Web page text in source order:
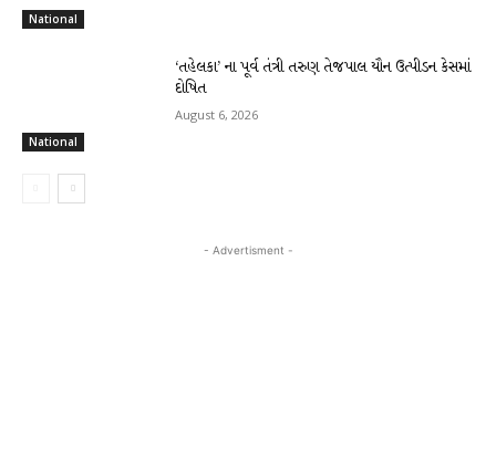
National
National
‘તહેલકા’ ના પૂર્વ તંત્રી તરુણ તેજપાલ યૌન ઉત્પીડન કેસમાં
દોષિત
August 6, 2026
- Advertisment -